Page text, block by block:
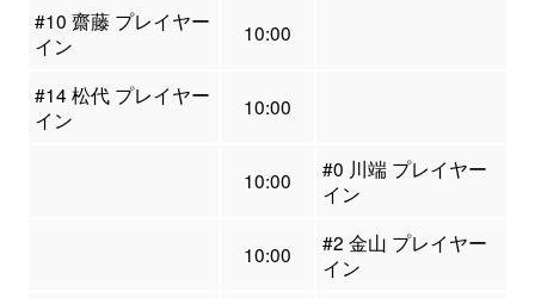
#10 齋藤 プレイヤー
イン
10:00
#14 松代 プレイヤー
イン
10:00
10:00
#0 川端 プレイヤー
イン
10:00
#2 金山 プレイヤー
イン